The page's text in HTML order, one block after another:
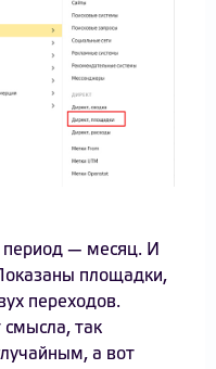
— месяц. И
площадки,
переходов.
так
а вот